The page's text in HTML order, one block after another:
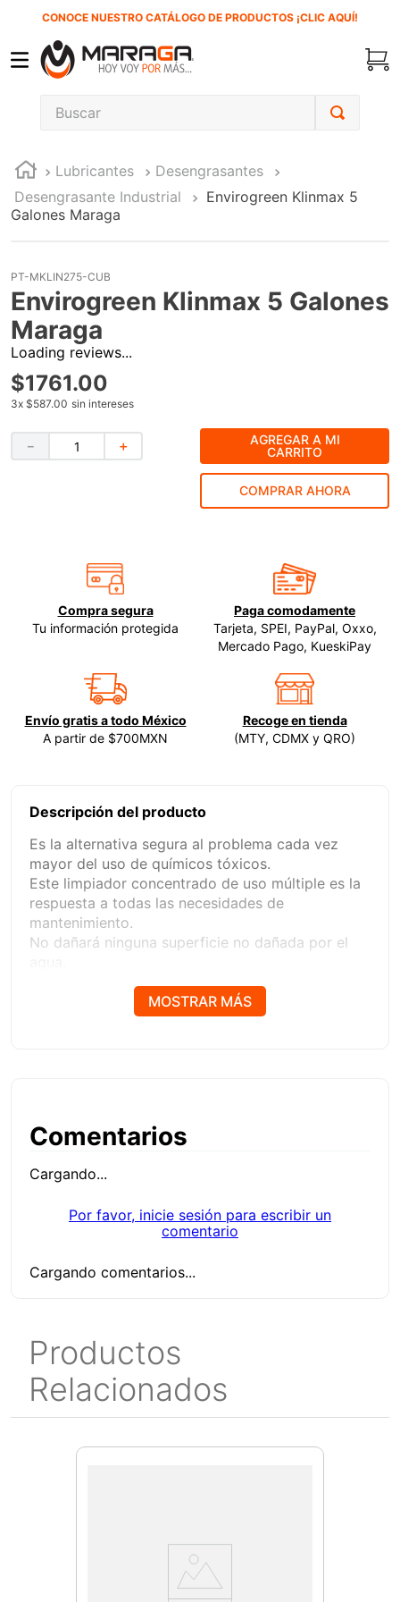
CONOCE NUESTRO CATÁLOGO DE PRODUCTOS ¡CLIC AQUÍ!
Buscar
Lubricantes
Desengrasantes
Desengrasante Industrial
Envirogreen Klinmax 5
Galones Maraga
PT-MKLIN275-CUB
Envirogreen Klinmax 5 Galones
Maraga
Loading reviews...
$1761.00
3x $587.00 sin intereses
＋
－
AGREGAR A MI
CARRITO
COMPRAR AHORA
Compra segura
Tu información protegida
Paga comodamente
Tarjeta, SPEI, PayPal, Oxxo,
Mercado Pago, KueskiPay
Envío gratis a todo México
A partir de $700MXN
Recoge en tienda
(MTY, CDMX y QRO)
Descripción del producto
Es la alternativa segura al problema cada vez
mayor del uso de químicos tóxicos.
Este limpiador concentrado de uso múltiple es la
respuesta a todas las necesidades de
mantenimiento.
No dañará ninguna superficie no dañada por el
Puede ser diluido hasta 1 onza por galón.
Formulado a una mezcla equilibrada de
detergentes, agentes quelantes y coadyuvantes,
MOSTRAR MÁS
Comentarios
Cargando...
Por favor, inicie sesión para escribir un
comentario
Cargando comentarios...
Productos
Relacionados
1.
carbones
2
inversora
5
ecoklean
-cut
esmeriladora